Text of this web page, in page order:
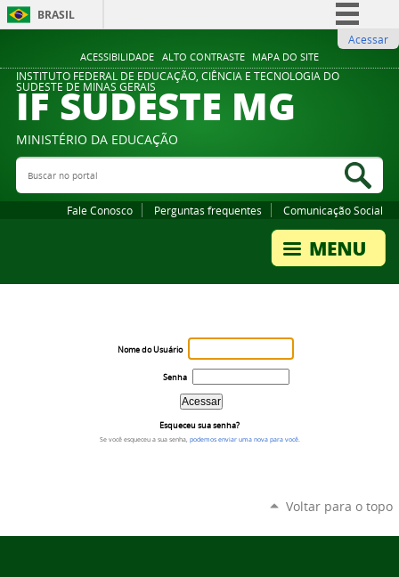
ACESSIBILIDADE ALTO CONTRASTE MAPA DO SITE
BRASIL
Comunica BR
Participe
Legislação
Acessar
INSTITUTO FEDERAL DE EDUCAÇÃO, CIÊNCIA E TECNOLOGIA DO
SUDESTE DE MINAS GERAIS
IF SUDESTE MG
MINISTÉRIO DA EDUCAÇÃO
Buscar no portal
Fale Conosco Perguntas frequentes Comunicação Social
Nome do Usuário
Senha
Esqueceu sua senha?
Se você esqueceu a sua senha, podemos enviar uma nova para você.
Voltar para o topo